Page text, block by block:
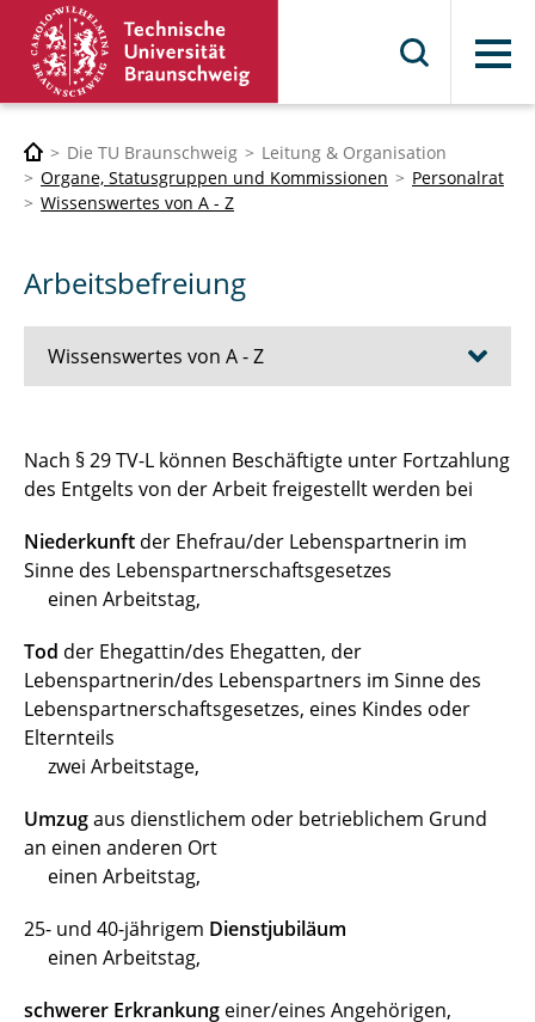
Menü
Die TU Braunschweig
Leitung & Organisation
Organe, Statusgruppen und Kommissionen
Personalrat
Wissenswertes von A - Z
Arbeitsbefreiung
Wissenswertes von A - Z
Arbeiten nachts und am Wochenende
Arbeitsbefreiung
Arbeitssuchend und Arbeitslosmeldung
Arbeitsunfähigkeitsmeldung (Krankmeldung)
Arbeitszeit
Arbeitszeugnis
Arztbesuch
Ausbilder:innenschein
Beendigung des Arbeitsverhältnisses wegen
Renteneintritt
Dienstvereinbarung
Nach § 29 TV-L können Beschäftigte unter Fortzahlung
des Entgelts von der Arbeit freigestellt werden bei
Niederkunft der Ehefrau/der Lebenspartnerin im
Sinne des Lebenspartnerschaftsgesetzes
einen Arbeitstag,
Tod der Ehegattin/des Ehegatten, der
Lebenspartnerin/des Lebenspartners im Sinne des
Lebenspartnerschaftsgesetzes, eines Kindes oder
Elternteils
zwei Arbeitstage,
Umzugaus dienstlichem oder betrieblichem Grund
an einen anderen Ort
einen Arbeitstag,
25- und 40-jährigem Dienstjubiläum
einen Arbeitstag,
schwerer Erkrankung einer/eines Angehörigen,